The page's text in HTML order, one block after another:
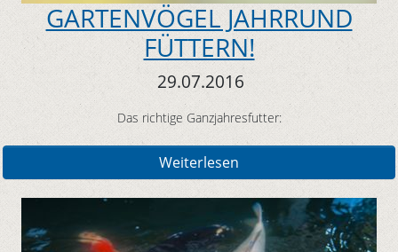
GARTENVÖGEL JAHRRUND
FÜTTERN!
29.07.2016
Das richtige Ganzjahresfutter:
Weiterlesen